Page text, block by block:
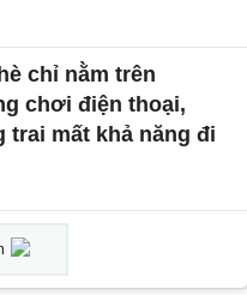
chỉ nằm trên
chơi điện thoại,
trai mất khả năng đi